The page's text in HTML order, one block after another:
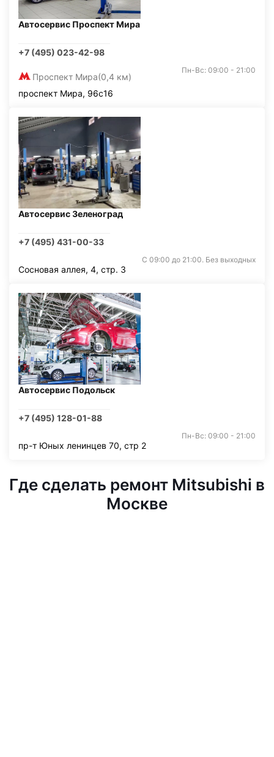
Автосервис Проспект Мира
+7 (495) 023-42-98
Проспект Мира(0,4 км)
Пн-Вс: 09:00 - 21:00
проспект Мира, 96с16
Автосервис Зеленоград
+7 (495) 431-00-33
С 09:00 до 21:00. Без выходных
Сосновая аллея, 4, стр. 3
Автосервис Подольск
+7 (495) 128-01-88
Пн-Вс: 09:00 - 21:00
пр-т Юных ленинцев 70, стр 2
Где сделать ремонт Mitsubishi в
Москве